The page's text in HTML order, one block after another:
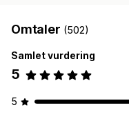
Omtaler (502)
Samlet vurdering
5
5